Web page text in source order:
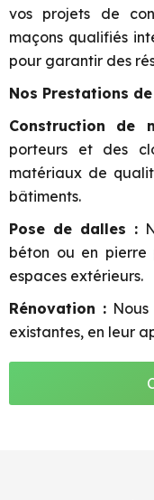
vos projets de
maçons qualifiés
pour garantir des
Nos Prestations
Construction de
porteurs et des
matériaux de
bâtiments.
Pose de dalles :
béton ou en pierre
espaces extérieurs.
Rénovation :
existantes, en leur